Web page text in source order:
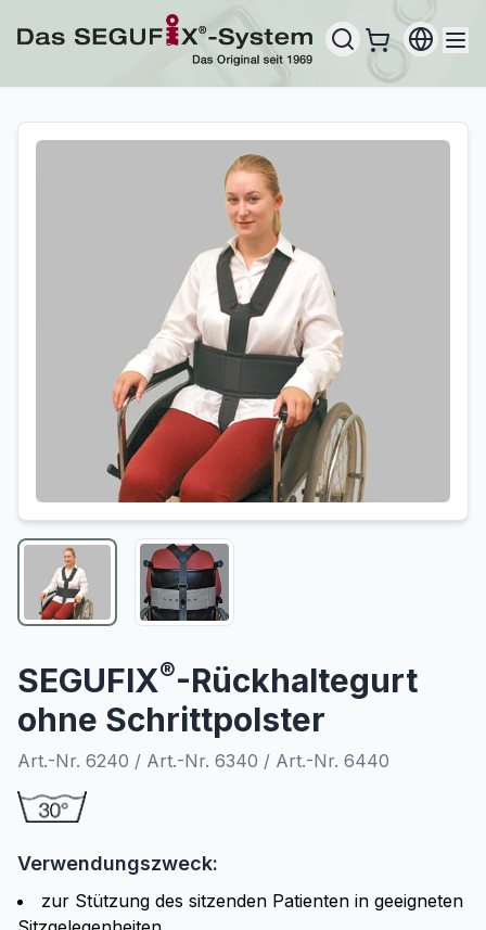
SEGUFIX®-Rückhaltegurt
ohne Schrittpolster
Art.-Nr. 6240 / Art.-Nr. 6340 / Art.-Nr. 6440
Verwendungszweck:
zur Stützung des sitzenden Patienten in geeigneten